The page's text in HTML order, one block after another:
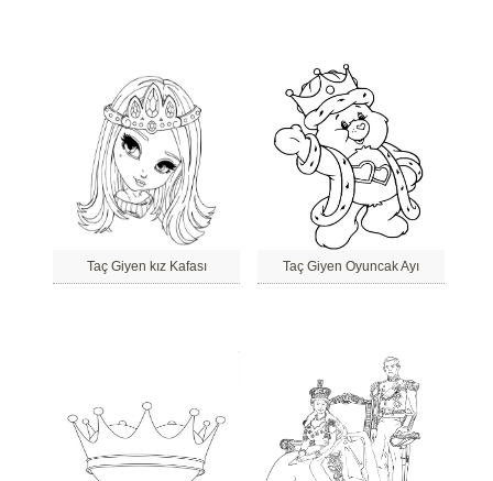
Taç Giyen kız Kafası Taç Giyen Oyuncak Ayı